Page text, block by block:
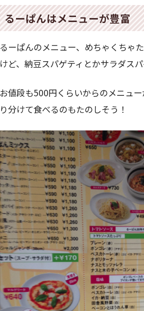
るーぱんはメニューが豊富
るーぱんのメニュー、めちゃくちゃ
けど、納豆スパゲティとかサラダス
お値段も500円くらいからのメニュ
り分けて食べるのもたのしそう！